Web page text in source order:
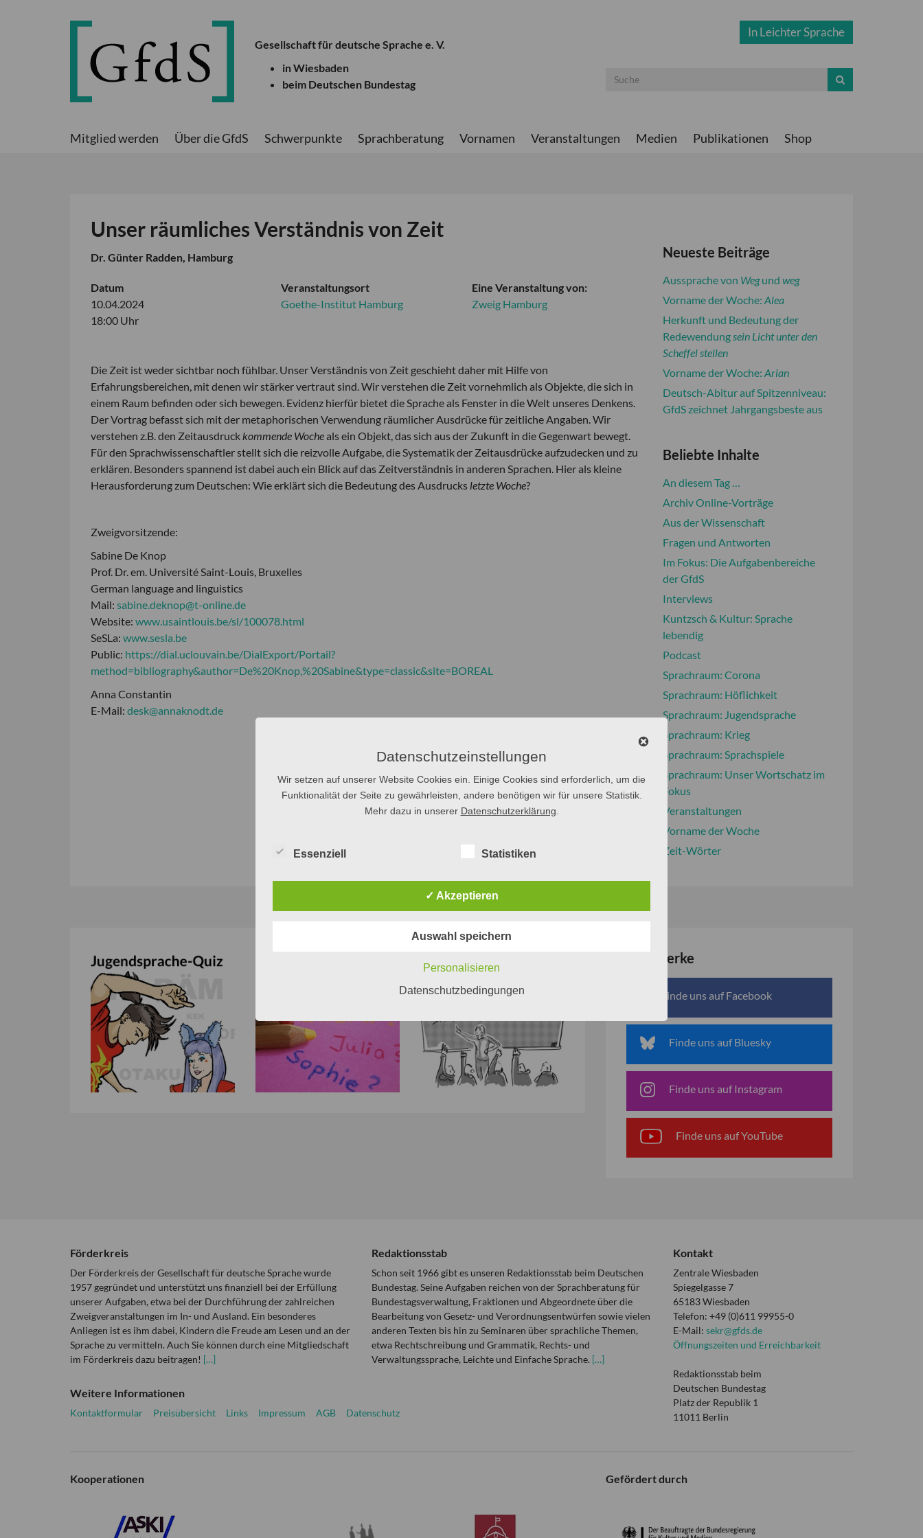
Gesellschaft für deutsche Sprache e. V.
in Wiesbaden
beim Deutschen Bundestag
In Leichter Sprache
Mitglied werden Über die GfdS Schwerpunkte Sprachberatung Vornamen Veranstaltungen Medien Publikationen Shop
Unser räumliches Verständnis von Zeit
Dr. Günter Radden, Hamburg
Datum
10.04.2024
18:00 Uhr
Veranstaltungsort
Goethe-Institut Hamburg
Eine Veranstaltung von:
Zweig Hamburg
Die Zeit ist weder sichtbar noch fühlbar. Unser Verständnis von Zeit geschieht daher mit Hilfe von
Erfahrungsbereichen, mit denen wir stärker vertraut sind. Wir verstehen die Zeit vornehmlich als Objekte, die sich in
einem Raum befinden oder sich bewegen. Evidenz hierfür bietet die Sprache als Fenster in die Welt unseres Denkens.
Der Vortrag befasst sich mit der metaphorischen Verwendung räumlicher Ausdrücke für zeitliche Angaben. Wir
verstehen z.B. den Zeitausdruckkommende Wocheals ein Objekt, das sich aus der Zukunft in die Gegenwart bewegt.
Für den Sprachwissenschaftler stellt sich die reizvolle Aufgabe, die Systematik der Zeitausdrücke aufzudecken und zu
erklären. Besonders spannend ist dabei auch ein Blick auf das Zeitverständnis in anderen Sprachen. Hier als kleine
Herausforderung zum Deutschen: Wie erklärt sich die Bedeutung des Ausdrucks letzte Woche?
Zweigvorsitzende:
Sabine De Knop
Prof. Dr. em. Université Saint-Louis, Bruxelles
German language and linguistics
Mail: sabine.deknop@t-online.de
Website: www.usaintlouis.be/sl/100078.html
SeSLa: www.sesla.be
Public: https://dial.uclouvain.be/DialExport/Portail?
method=bibliography&author=De%20Knop,%20Sabine&type=classic&site=BOREAL
Anna Constantin
E-Mail: desk@annaknodt.de
Neueste Beiträge
Aussprache von Wegund weg
Vorname der Woche: Alea
Herkunft und Bedeutung der
Redewendungsein Licht unter den
Scheffel stellen
Vorname der Woche: Arian
Deutsch-Abitur auf Spitzenniveau:
GfdS zeichnet Jahrgangsbeste aus
Beliebte Inhalte
An diesem Tag …
Archiv Online-Vorträge
Aus der Wissenschaft
Fragen und Antworten
Im Fokus: Die Aufgabenbereiche
der GfdS
Interviews
Kuntzsch & Kultur: Sprache
lebendig
Podcast
Sprachraum: Corona
Sprachraum: Höflichkeit
Sprachraum: Jugendsprache
Sprachraum: Krieg
Sprachraum: Sprachspiele
Sprachraum: Unser Wortschatz im
Fokus
Veranstaltungen
Vorname der Woche
Zeit-Wörter
Netzwerke
Finde uns auf Facebook
Finde uns auf Bluesky
Finde uns auf Instagram
Finde uns auf YouTube
Förderkreis
Der Förderkreis der Gesellschaft für deutsche Sprache wurde
1957 gegründet und unterstützt uns finanziell bei der Erfüllung
unserer Aufgaben, etwa bei der Durchführung der zahlreichen
Zweigveranstaltungen im In- und Ausland. Ein besonderes
Anliegen ist es ihm dabei, Kindern die Freude am Lesen und an der
Sprache zu vermitteln. Auch Sie können durch eine Mitgliedschaft
im Förderkreis dazu beitragen! […]
Redaktionsstab
Schon seit 1966 gibt es unseren Redaktionsstab beim Deutschen
Bundestag. Seine Aufgaben reichen von der Sprachberatung für
Bundestagsverwaltung, Fraktionen und Abgeordnete über die
Bearbeitung von Gesetz- und Verordnungsentwürfen sowie vielen
anderen Texten bis hin zu Seminaren über sprachliche Themen,
etwa Rechtschreibung und Grammatik, Rechts- und
Verwaltungssprache, Leichte und Einfache Sprache. […]
Weitere Informationen
Kontaktformular Preisübersicht Links Impressum AGB Datenschutz
Kontakt
Zentrale Wiesbaden
Spiegelgasse 7
65183 Wiesbaden
Telefon: +49 (0)611 99955-0
E-Mail: sekr@gfds.de
Öffnungszeiten und Erreichbarkeit
Redaktionsstab beim
Deutschen Bundestag
Platz der Republik 1
11011 Berlin
Kooperationen Gefördert durch
Datenschutzeinstellungen
Wir setzen auf unserer Website Cookies ein. Einige Cookies sind erforderlich, um die
Funktionalität der Seite zu gewährleisten, andere benötigen wir für unsere Statistik.
Mehr dazu in unserer Datenschutzerklärung
Essenziell Statistiken
✓ Akzeptieren
Auswahl speichern
Personalisieren
Datenschutzbedingungen